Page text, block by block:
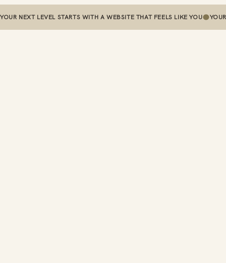
YOUR NEXT LEVEL STARTS WITH A WEBSITE THAT FEELS LIKE YOU